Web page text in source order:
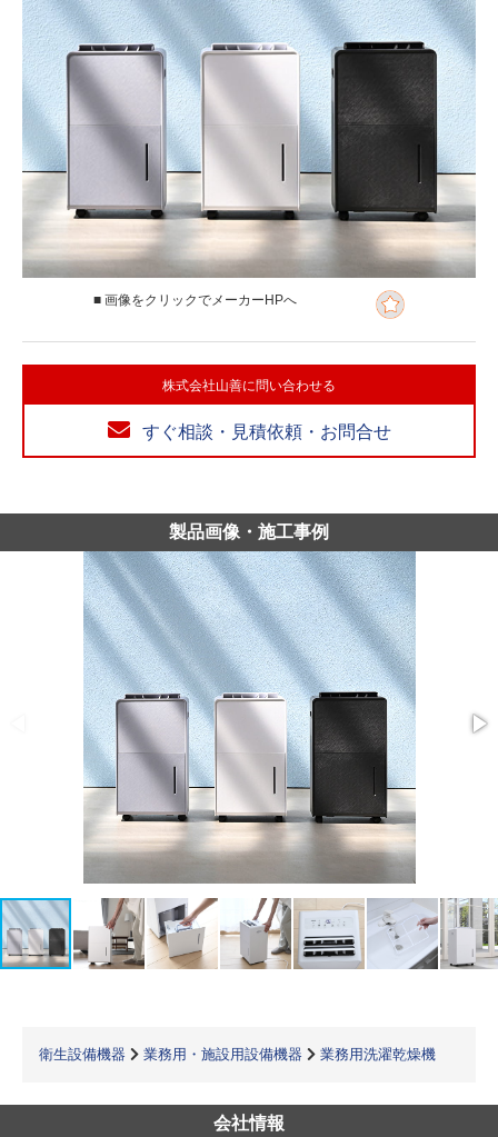
■ 画像をクリックでメーカーHPへ
株式会社山善に問い合わせる
すぐ相談・見積依頼・お問合せ
製品画像・施工事例
衛生設備機器 業務用・施設用設備機器 業務用洗濯乾燥機
会社情報